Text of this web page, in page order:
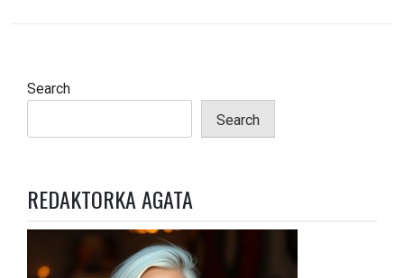
v
i
g
t
o
Search
Search
REDAKTORKA AGATA